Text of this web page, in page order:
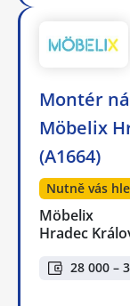
Montér
Möbelix
(A1664)
Nutně vás
Möbelix
Hradec
28 000 –